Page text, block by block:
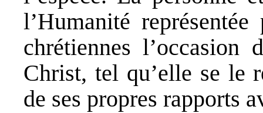
l’Humanité
chrétiennes
Christ, tel qu’elle se le
de ses propres rapports